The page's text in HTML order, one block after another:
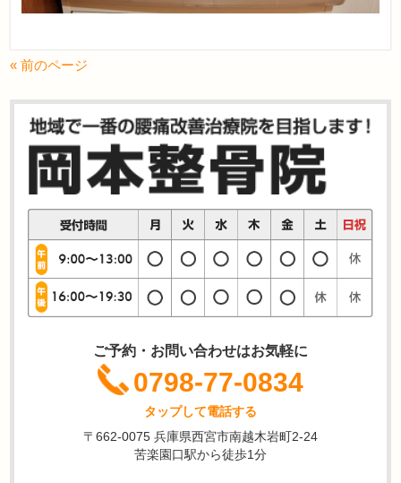
« 前のページ
ご予約・お問い合わせはお気軽に
0798-77-0834
タップして電話する
〒662-0075 兵庫県西宮市南越木岩町2-24
苦楽園口駅から徒歩1分